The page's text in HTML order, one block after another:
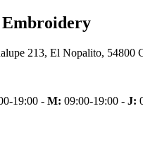
Embroidery
213, El Nopalito, 54800
19:00 - M: 09:00-19:00 - J: